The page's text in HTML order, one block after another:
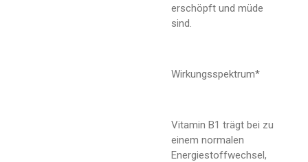
erschöpft und müde
sind.
Wirkungsspektrum*
Vitamin B1 trägt bei zu
einem normalen
Energiestoffwechsel,